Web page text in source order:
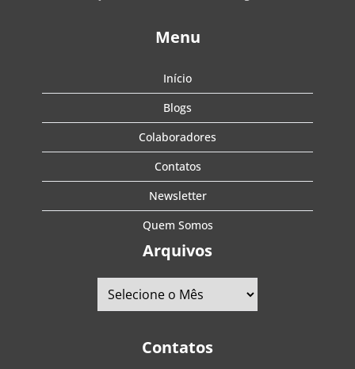
Menu
Início
Blogs
Colaboradores
Contatos
Newsletter
Quem Somos
Arquivos
Contatos